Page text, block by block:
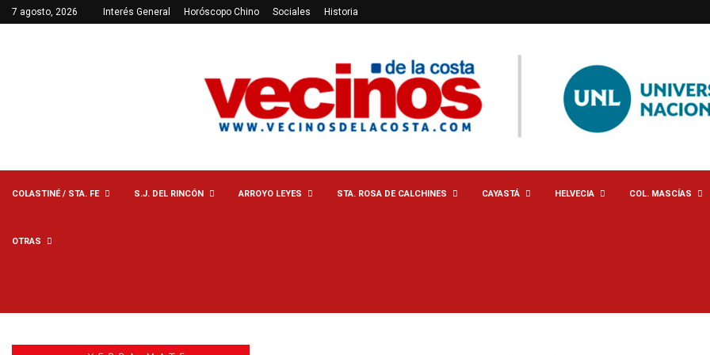
7 agosto, 2026 Interés General Horóscopo Chino Sociales Historia
COLASTINÉ / STA. FE S.J. DEL RINCÓN ARROYO LEYES STA. ROSA DE CALCHINES CAYASTÁ HELVECIA COL. MASCÍAS
OTRAS